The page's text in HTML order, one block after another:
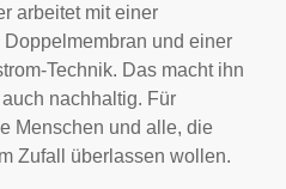
arbeitet mit einer
und einer
Technik. Das macht ihn
nachhaltig. Für
Menschen und alle, die
Zufall überlassen wollen.